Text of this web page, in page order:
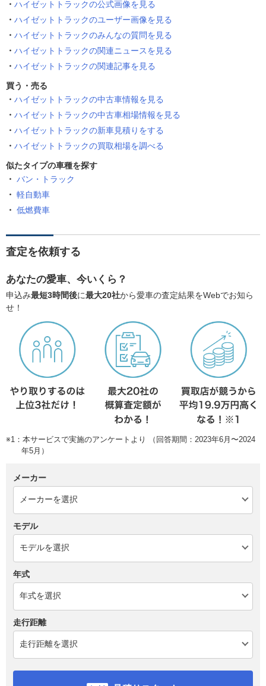
ハイゼットトラックの公式画像を見る
ハイゼットトラックのユーザー画像を見る
ハイゼットトラックのみんなの質問を見る
ハイゼットトラックの関連ニュースを見る
ハイゼットトラックの関連記事を見る
買う・売る
ハイゼットトラックの中古車情報を見る
ハイゼットトラックの中古車相場情報を見る
ハイゼットトラックの新車見積りをする
ハイゼットトラックの買取相場を調べる
似たタイプの車種を探す
バン・トラック
軽自動車
低燃費車
査定を依頼する
あなたの愛車、今いくら？
申込み最短3時間後に最大20社から愛車の査定結果をWebでお知ら
せ！
※1：本サービスで実施のアンケートより （回答期間：2023年6月〜2024
年5月）
メーカー
モデル
年式
走行距離